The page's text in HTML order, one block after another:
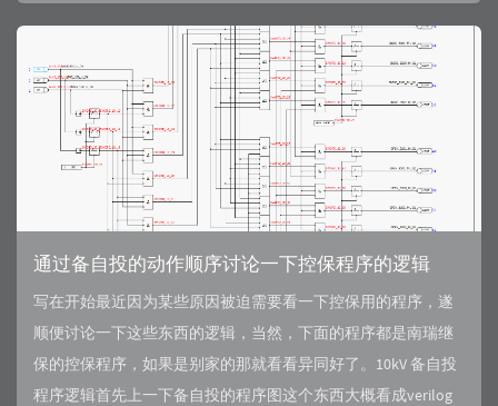
通过备自投的动作顺序讨论一下控保程序的逻辑
写在开始最近因为某些原因被迫需要看一下控保用的程序，遂
顺便讨论一下这些东西的逻辑，当然，下面的程序都是南瑞继
保的控保程序，如果是别家的那就看看异同好了。10kV 备自投
程序逻辑首先上一下备自投的程序图这个东西大概看成verilog